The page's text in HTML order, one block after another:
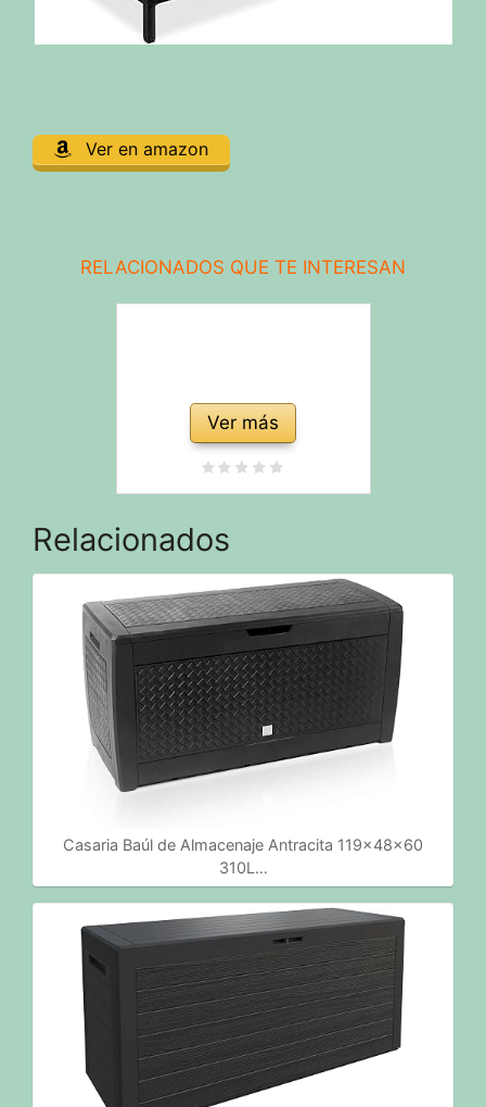
Ver en amazon
RELACIONADOS QUE TE INTERESAN
Ver más
Relacionados
Casaria Baúl de Almacenaje Antracita 119x48x60
310L…